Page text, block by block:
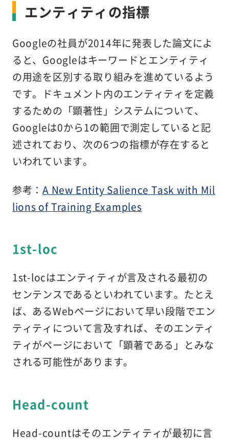
エンティティの指標
Googleの社員が2014年に発表した論文によ
ると、Googleはキーワードとエンティティ
の用途を区別する取り組みを進めているよう
です。ドキュメント内のエンティティを定義
するための「顕著性」システムについて、
Googleは0から1の範囲で測定していると記
述されており、次の6つの指標が存在すると
いわれています。
参考：A New Entity Salience Task with Mil
lions of Training Examples
1st-loc
1st-locはエンティティが言及される最初の
センテンスであるといわれています。たとえ
ば、あるWebページにおいて早い段階でエン
ティティについて言及すれば、そのエンティ
ティがページにおいて「顕著である」とみな
される可能性があります。
Head-count
Head-countはそのエンティティが最初に言